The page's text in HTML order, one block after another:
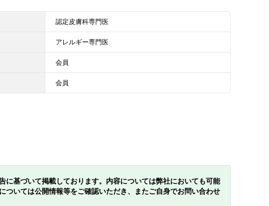
認定皮膚科専門医
アレルギー専門医
会員
会員
に基づいて掲載しております。内容については弊社においても可能
ついては公開情報等をご確認いただき、またご自身でお問い合わせ